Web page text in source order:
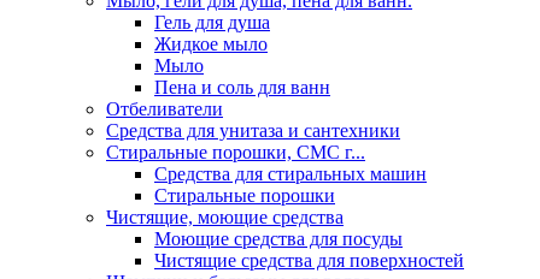
Гель для душа
Жидкое мыло
Мыло
Пена и соль для ванн
Отбеливатели
Средства для унитаза и сантехники
Стиральные порошки, СМС г...
Средства для стиральных машин
Стиральные порошки
Чистящие, моющие средства
Моющие средства для посуды
Чистящие средства для поверхностей